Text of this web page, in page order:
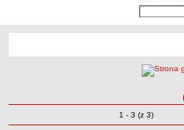
Szkoły podstawoweZmiany o
1 - 3 (z 3)